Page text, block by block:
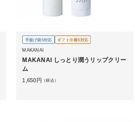
手提げ袋S対応 ギフト巾着S対応
MAKANAI
MAKANAI しっとり潤うリップクリー
ム
1,650円 （税込）